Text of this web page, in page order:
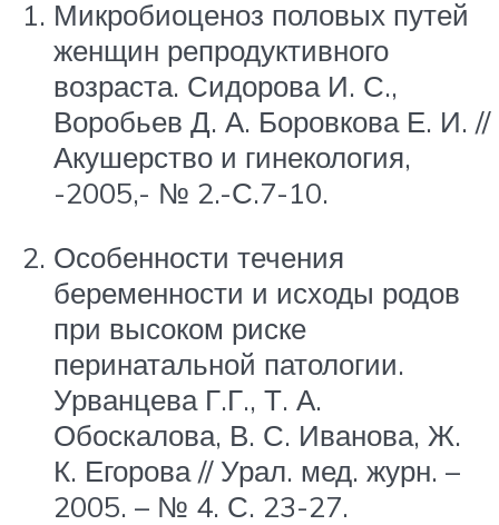
Микробиоценоз половых путей
женщин репродуктивного
возраста. Сидорова И. С.,
Воробьев Д. А. Боровкова Е. И. //
Акушерство и гинекология,
-2005,- № 2.-С.7-10.
Особенности течения
беременности и исходы родов
при высоком риске
перинатальной патологии.
Урванцева Г.Г., Т. А.
Обоскалова, В. С. Иванова, Ж.
К. Егорова // Урал. мед. журн. –
2005. – № 4. С. 23-27.